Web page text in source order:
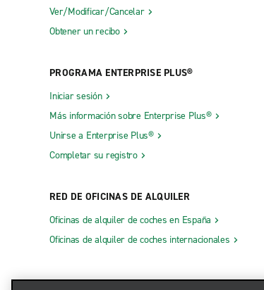
Ver/Modificar/Cancelar
Obtener un recibo
PROGRAMA ENTERPRISE PLUS®
Iniciar sesión
Más información sobre Enterprise Plus®
Unirse a Enterprise Plus®
Completar su registro
RED DE OFICINAS DE ALQUILER
Oficinas de alquiler de coches en España
Oficinas de alquiler de coches internacionales